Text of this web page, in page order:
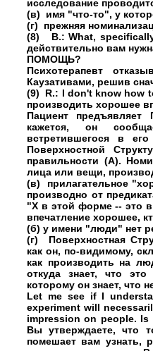
исследование
(в) имя "что-то", у
(г) прежняя
(8) В.: What,
действительно вам
ПОМОЩЬ?
Психотерапевт
Каузативами, решив
(9) R.: I don't know how
производить хорошее
Пациент предъявляет
кажется, он
встретившегося в
Поверхностной
правильности (А).
лица или вещи,
(в) прилагательное
производно от
"X в этой форме -- это
впечатление хорошее,
(б) у имени "люди" нет
(г) Поверхностная
как он, по-видимому,
как производить на
откуда знает, что
которому он знает, что
Let me see if I
experiment will
impression on people.
Вы утверждаете, что
помешает вам узнать,